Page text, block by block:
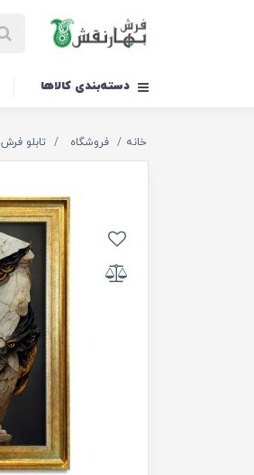
دسته‌بندی کالاها
خانه فروشگاه تابلو فرش